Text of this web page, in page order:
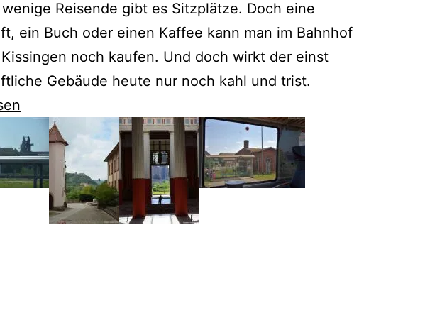
Reisende gibt es Sitzplätze. Doch eine
ein Buch oder einen Kaffee kann man im Bahnhof
noch kaufen. Und doch wirkt der einst
Gebäude heute nur noch kahl und trist.